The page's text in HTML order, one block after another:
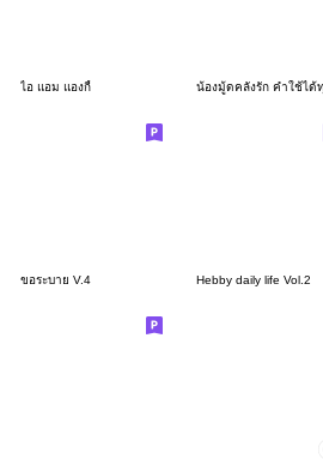
ไอ แอม แองกี้
ขอระบาย V.4 Hebby daily life Vol.2